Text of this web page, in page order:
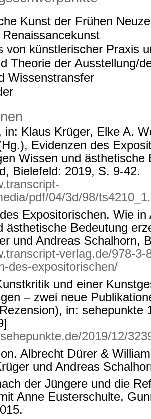
Kunst der Frühen
von künstlerischer Praxis
Theorie der Ausstellung/
Wissenstransfer
in: Klaus Krüger, Elke A.
Evidenzen des
Wissen und ästhetische
Bielefeld: 2019, S. 9-42.
pdf/04/3d/98/
Expositorischen. Wie in
ästhetische Bedeutung
und Andreas Schalhorn,
verlag.de/978-3-
des-expositorischen/
und einer
– zwei neue
in: sehepunkte
2019/12/
Albrecht Dürer &
und Andreas
der Jüngere und die
Anne Eusterschulte,